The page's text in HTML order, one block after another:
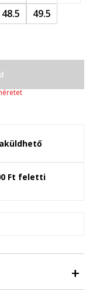
48.5 49.5
Ft feletti